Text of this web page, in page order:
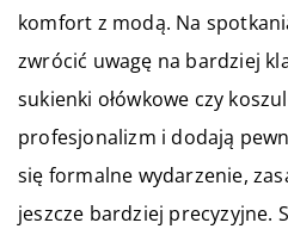
komfort z modą. Na
zwrócić uwagę na bardziej
sukienki ołówkowe czy
profesjonalizm i dodają
się formalne wydarzenie,
jeszcze bardziej precyzyjne.